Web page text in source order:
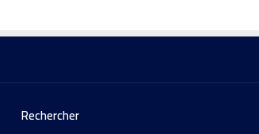
Rechercher